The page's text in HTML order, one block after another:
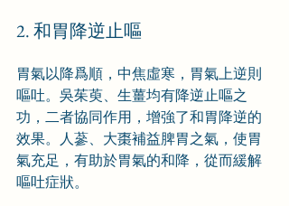
2. 和胃降逆止嘔
胃氣以降爲順，中焦虛寒，胃氣上逆則
嘔吐。吳茱萸、生薑均有降逆止嘔之
功，二者協同作用，增強了和胃降逆的
效果。人蔘、大棗補益脾胃之氣，使胃
氣充足，有助於胃氣的和降，從而緩解
嘔吐症狀。